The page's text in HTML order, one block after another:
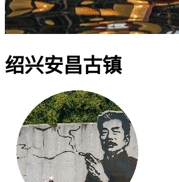
绍兴安昌古镇